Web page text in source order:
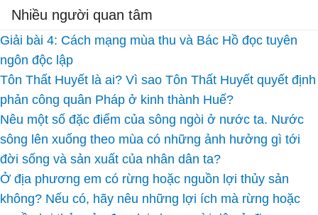
Nhiều người quan tâm
Giải bài 4: Cách mạng mùa thu và Bác Hồ đọc tuyên
ngôn độc lập
Tôn Thất Huyết là ai? Vì sao Tôn Thất Huyết quyết định
phản công quân Pháp ở kinh thành Huế?
Nêu một số đặc điểm của sông ngòi ở nước ta. Nước
sông lên xuống theo mùa có những ảnh hưởng gì tới
đời sống và sản xuất của nhân dân ta?
Ở địa phương em có rừng hoặc nguồn lợi thủy sản
không? Nếu có, hãy nêu những lợi ích mà rừng hoặc